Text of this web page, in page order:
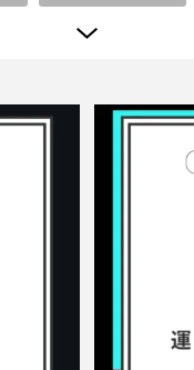
広告最新情報
ディスプレイ広告
チームビルディ